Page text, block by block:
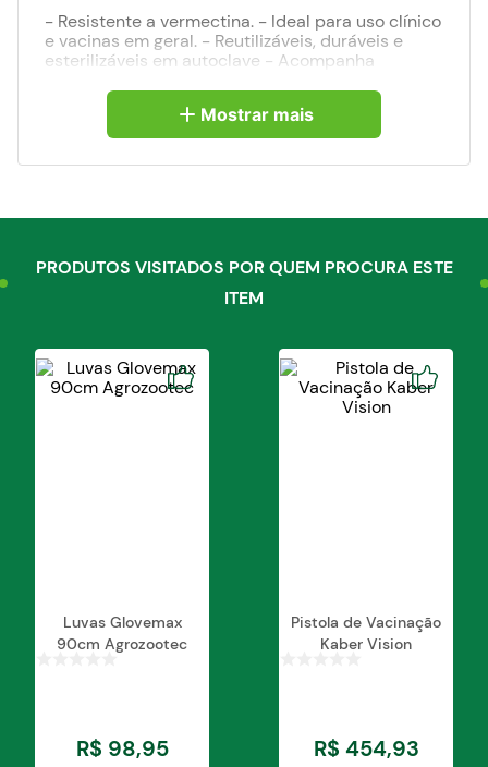
- Resistente a vermectina. - Ideal para uso clínico
e vacinas em geral. - Reutilizáveis, duráveis e
esterilizáveis em autoclave - Acompanha
rosqueado, haste e reguladores em liga de cobre
e zinco cromada. 50 mlMostrar mais
PRODUTOS VISITADOS POR QUEM PROCURA ESTE
ITEM
Luvas Glovemax
90cm Agrozootec
R$ 98,95
Pistola de Vacinação
Kaber Vision
R$ 454,93